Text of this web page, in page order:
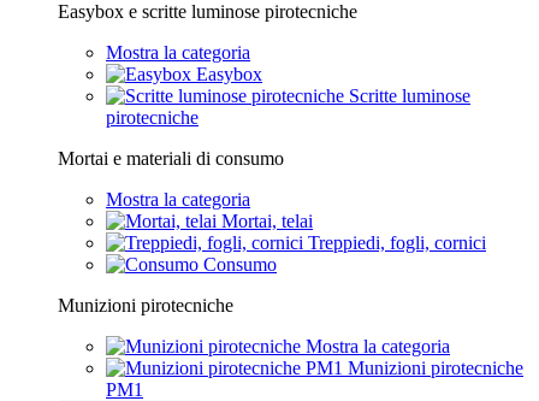
Easybox e scritte luminose pirotecniche
Mostra la categoria
Easybox
Scritte luminose
pirotecniche
Mortai e materiali di consumo
Mostra la categoria
Mortai, telai
Treppiedi, fogli, cornici
Consumo
Munizioni pirotecniche
Mostra la categoria
Munizioni pirotecniche
PM1